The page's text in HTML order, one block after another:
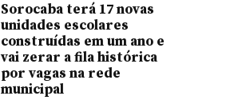
Sorocaba terá 17 novas
unidades escolares
construídas em um ano e
vai zerar a fila histórica
por vagas na rede
municipal